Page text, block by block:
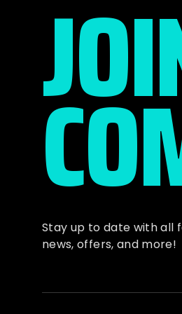
Stay up to date with all
news, offers, and more!